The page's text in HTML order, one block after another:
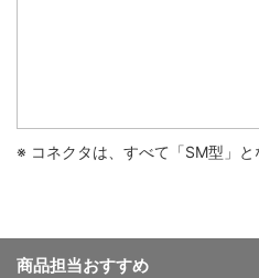
※ コネクタは、すべて「SM型」と
商品担当おすすめ